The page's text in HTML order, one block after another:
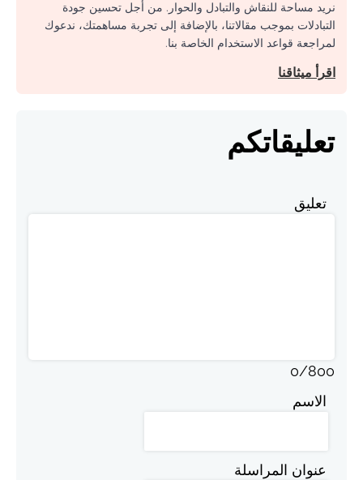
نريد مساحة للنقاش والتبادل والحوار. من أجل تحسين جودة
التبادلات بموجب مقالاتنا، بالإضافة إلى تجربة مساهمتك، ندعوك
لمراجعة قواعد الاستخدام الخاصة بنا.
اقرأ ميثاقنا
تعليقاتكم
تعليق
0/800
الاسم
عنوان المراسلة